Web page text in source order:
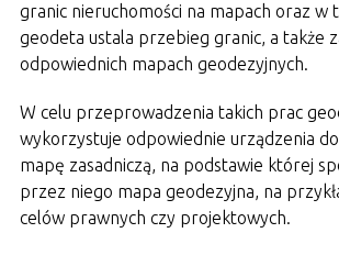
granic nieruchomości na mapach oraz w
geodeta ustala przebieg granic, a także
odpowiednich mapach geodezyjnych.
W celu przeprowadzenia takich prac
wykorzystuje odpowiednie urządzenia
mapę zasadniczą, na podstawie której
przez niego mapa geodezyjna, na
celów prawnych czy projektowych.